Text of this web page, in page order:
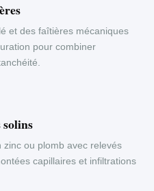
et des faîtières mécaniques
pour combiner
solins
zinc ou plomb avec relevés
capillaires et infiltrations